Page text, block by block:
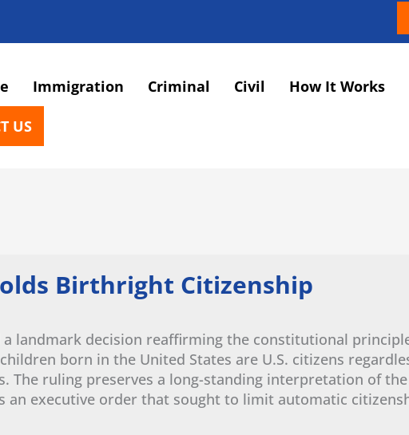
Immigration Criminal Civil How It Works
US
Birthright Citizenship
a landmark decision reaffirming the constitutional
born in the United States are U.S. citizens
The ruling preserves a long-standing interpretation of the
an executive order that sought to limit automatic